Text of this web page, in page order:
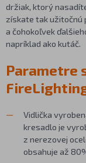
držiak, ktorý
získate tak užitočnú
a čohokoľvek
napríklad ako kutáč.
Parametre
Vidlička
kresadlo je
z nerezovej
obsahuje až